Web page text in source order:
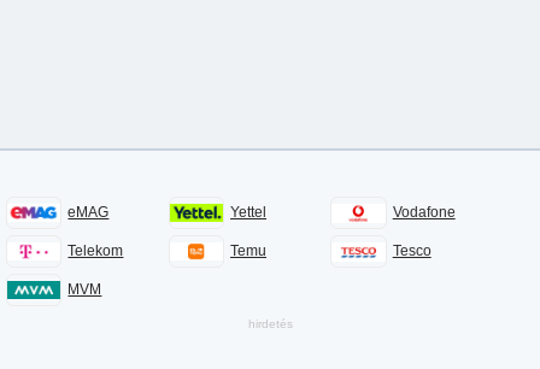
eMAG Yettel Vodafone
Telekom Temu Tesco
MVM